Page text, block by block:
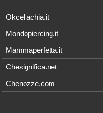
Okceliachia.it
Mondopiercing.it
Mammaperfetta.it
Chesignifica.net
Chenozze.com